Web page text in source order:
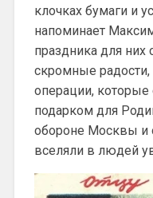
клочках бумаги и
напоминает
праздника для них
скромные
операции,
подарком для
обороне Москвы и
вселяли в людей